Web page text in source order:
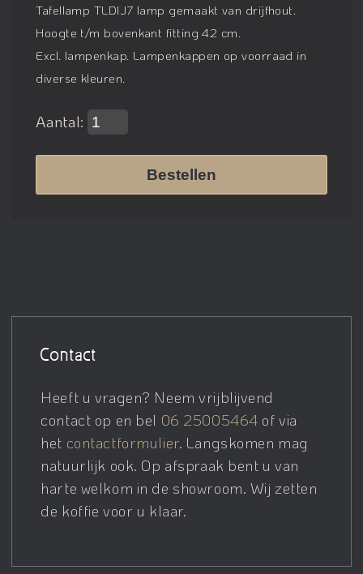
Tafellamp TLDIJ7 lamp gemaakt van drijfhout.
Hoogte t/m bovenkant fitting 42 cm.
Excl. lampenkap. Lampenkappen op voorraad in
diverse kleuren.
Aantal:
Bestellen
Contact
Heeft u vragen? Neem vrijblijvend
contact op en bel 06 25005464 of via
het contactformulier. Langskomen mag
natuurlijk ook. Op afspraak bent u van
harte welkom in de showroom. Wij zetten
de koffie voor u klaar.